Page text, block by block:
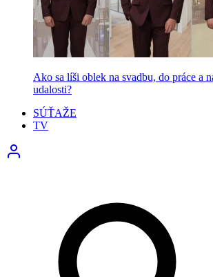
Ako sa líši oblek na svadbu, do práce a
udalosti?
SÚŤAŽE
TV